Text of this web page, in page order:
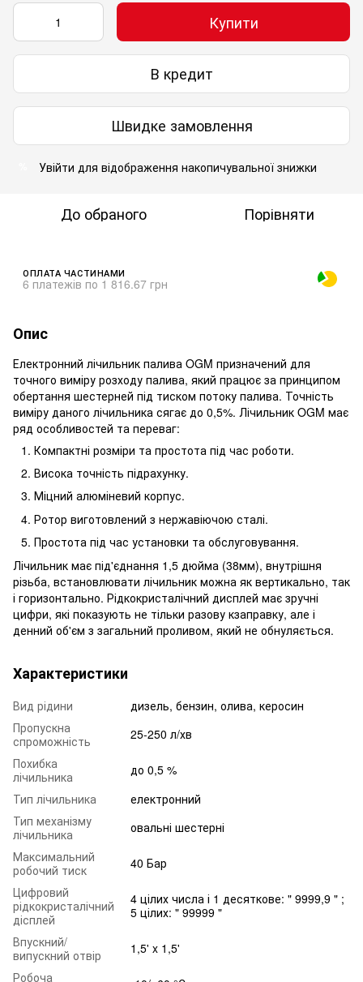
Купити
В кредит
Швидке замовлення
Увійти для відображення накопичувальної знижки
До обраного Порівняти
ОПЛАТА ЧАСТИНАМИ
6 платежів по 1 816.67 грн
Опис
Електронний лічильник палива OGM призначений для
точного виміру розходу палива, який працює за принципом
обертання шестерней під тиском потоку палива. Точність
виміру даного лічильника сягає до 0,5%. Лічильник OGM має
ряд особливостей та переваг:
Компактні розміри та простота під час роботи.
Висока точність підрахунку.
Міцний алюміневий корпус.
Ротор виготовлений з нержавіючою сталі.
Простота під час установки та обслуговування.
Лічильник має під'єднання 1,5 дюйма (38мм), внутрішня
різьба, встановлювати лічильник можна як вертикально, так
і горизонтально. Рідкокристалічний дисплей має зручні
цифри, які показують не тільки разову кзаправку, але і
денний об'єм з загальний проливом, який не обнуляється.
Характеристики
Вид рідини
дизель, бензин, олива, керосин
Пропускна
спроможність
25-250 л/хв
Похибка
лічильника
до 0,5 %
Тип лічильника
електронний
Тип механізму
лічильника
овальні шестерні
Максимальний
робочий тиск
40 Бар
Цифровий
рідкокристалічний
дісплей
4 цілих числа і 1 десяткове: " 9999,9 " ;
5 цілих: " 99999 "
Впускний/
випускний отвір
1,5' x 1,5'
Робоча